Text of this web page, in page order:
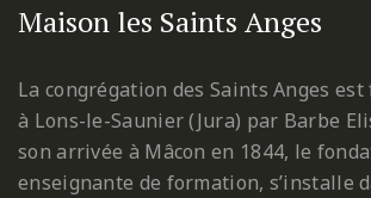
Maison les Saints Anges
La congrégation des Saints Anges est
à Lons-le-Saunier (Jura) par Barbe
son arrivée à Mâcon en 1844, le
enseignante de formation, s’installe